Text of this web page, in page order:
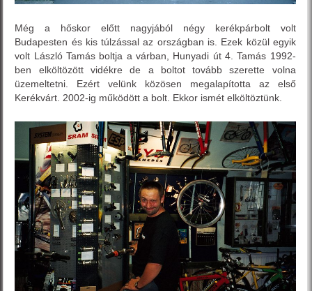
Még a hőskor előtt nagyjából négy kerékpárbolt volt
Budapesten és kis túlzással az országban is. Ezek közül egyik
volt László Tamás boltja a várban, Hunyadi út 4. Tamás 1992-
ben elköltözött vidékre de a boltot tovább szerette volna
üzemeltetni. Ezért velünk közösen megalapította az első
Kerékvárt. 2002-ig működött a bolt. Ekkor ismét elköltöztünk.